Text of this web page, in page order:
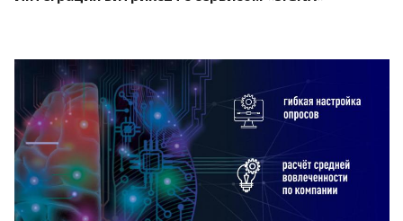
Смотреть проект